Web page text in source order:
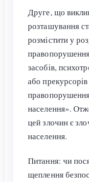
Друге, що
розташування
розмістити у
засобів,
або
населення».
цей злочин є
населення.
Питання: чи
щеплення